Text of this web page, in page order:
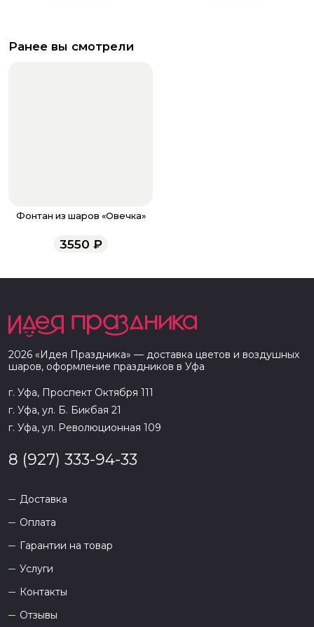
Ранее вы смотрели
Фонтан из шаров «Овечка»
3550 ₽
2026 «Идея Праздника» — доставка цветов и воздушных
шаров, оформление праздников в Уфа
г. Уфа, Проспект Октября 111
г. Уфа, ул. Б. Бикбая 21
г. Уфа, ул. Революционная 109
8 (927) 333-94-33
Доставка
Оплата
Гарантии на товар
Услуги
Контакты
Отзывы